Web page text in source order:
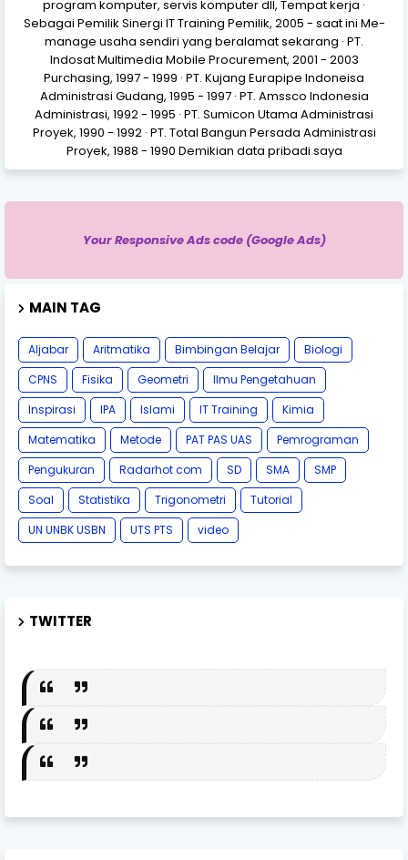
program komputer, servis komputer dll, Tempat kerja ·
Sebagai Pemilik Sinergi IT Training Pemilik, 2005 - saat ini Me-
manage usaha sendiri yang beralamat sekarang · PT.
Indosat Multimedia Mobile Procurement, 2001 - 2003
Purchasing, 1997 - 1999 · PT. Kujang Eurapipe Indoneisa
Administrasi Gudang, 1995 - 1997 · PT. Amssco Indonesia
Administrasi, 1992 - 1995 · PT. Sumicon Utama Administrasi
Proyek, 1990 - 1992 · PT. Total Bangun Persada Administrasi
Proyek, 1988 - 1990 Demikian data pribadi saya
Your Responsive Ads code (Google Ads)
MAIN TAG
Aljabar Aritmatika Bimbingan Belajar
Biologi
CPNS
Fisika Geometri
Ilmu Pengetahuan
Inspirasi
IPA Islami IT Training
Kimia
Matematika
Metode PAT PAS UAS
Pemrograman
Pengukuran
Radarhot com SD SMA
SMP
Soal
Statistika Trigonometri
Tutorial
UN UNBK USBN
UTS PTS video
TWITTER